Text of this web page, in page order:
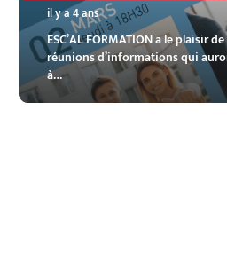
il y a 4 ans
ESC’AL FORMATION a le plaisir
réunions d’informations qui
à…